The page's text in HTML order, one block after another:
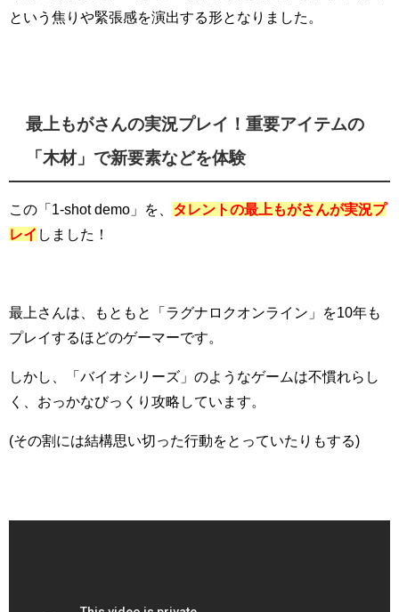
という焦りや緊張感を演出する形となりました。
最上もがさんの実況プレイ！重要アイテムの
「木材」で新要素などを体験
この「1-shot demo」を、 タレントの最上もがさんが実況プ
レイ しました！
最上さんは、もともと「ラグナロクオンライン」を10年も
プレイするほどのゲーマーです。
しかし、「バイオシリーズ」のようなゲームは不慣れらし
く、おっかなびっくり攻略しています。
(その割には結構思い切った行動をとっていたりもする)